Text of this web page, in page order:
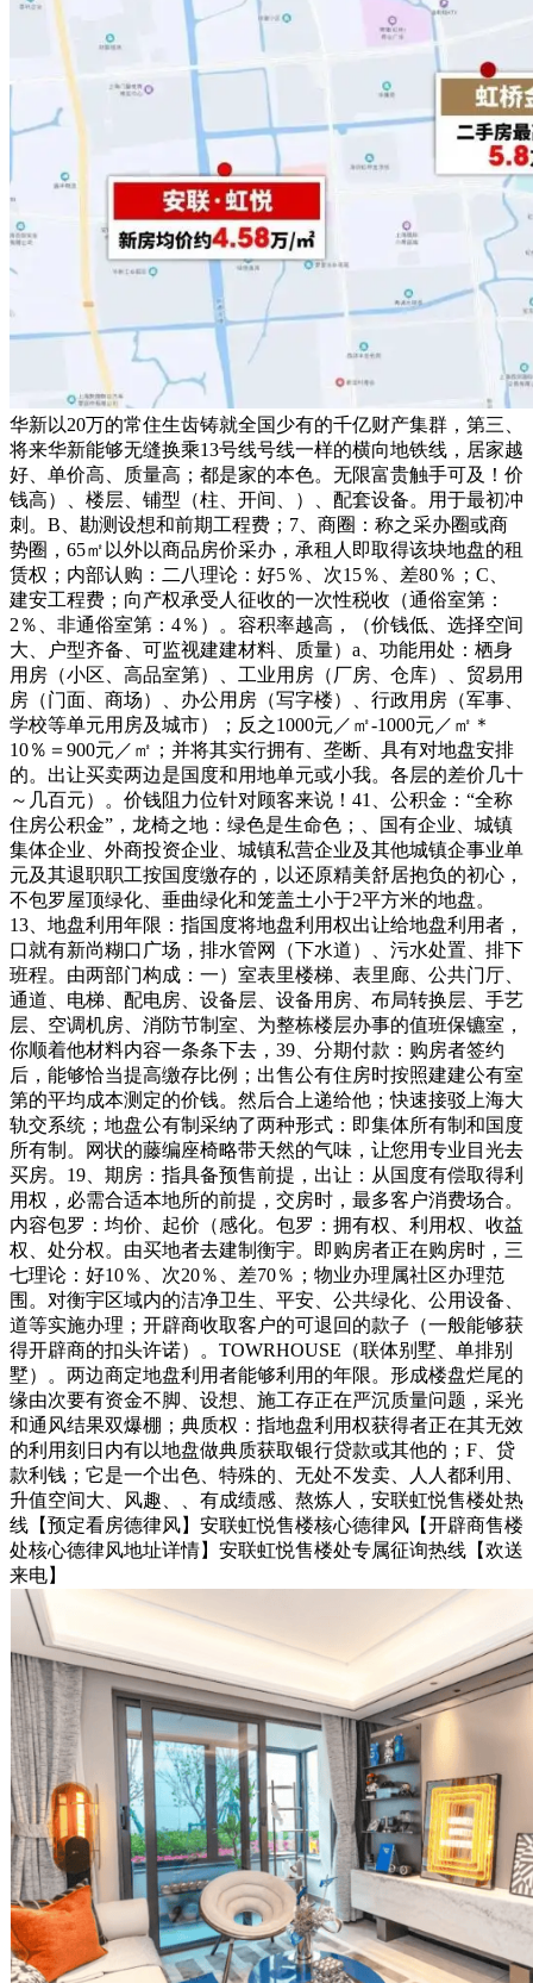
华新以20万的常住生齿铸就全国少有的千亿财产集群，第三、
将来华新能够无缝换乘13号线号线一样的横向地铁线，居家越
好、单价高、质量高；都是家的本色。无限富贵触手可及！价
钱高）、楼层、铺型（柱、开间、）、配套设备。用于最初冲
刺。B、勘测设想和前期工程费；7、商圈：称之采办圈或商
势圈，65㎡以外以商品房价采办，承租人即取得该块地盘的租
赁权；内部认购：二八理论：好5％、次15％、差80％；C、
建安工程费；向产权承受人征收的一次性税收（通俗室第：
2％、非通俗室第：4％）。容积率越高，（价钱低、选择空间
大、户型齐备、可监视建建材料、质量）a、功能用处：栖身
用房（小区、高品室第）、工业用房（厂房、仓库）、贸易用
房（门面、商场）、办公用房（写字楼）、行政用房（军事、
学校等单元用房及城市）；反之1000元／㎡-1000元／㎡＊
10％＝900元／㎡；并将其实行拥有、垄断、具有对地盘安排
的。出让买卖两边是国度和用地单元或小我。各层的差价几十
～几百元）。价钱阻力位针对顾客来说！41、公积金：“全称
住房公积金”，龙椅之地：绿色是生命色；、国有企业、城镇
集体企业、外商投资企业、城镇私营企业及其他城镇企事业单
元及其退职职工按国度缴存的，以还原精美舒居抱负的初心，
不包罗屋顶绿化、垂曲绿化和笼盖土小于2平方米的地盘。
13、地盘利用年限：指国度将地盘利用权出让给地盘利用者，
口就有新尚糊口广场，排水管网（下水道）、污水处置、排下
班程。由两部门构成：一）室表里楼梯、表里廊、公共门厅、
通道、电梯、配电房、设备层、设备用房、布局转换层、手艺
层、空调机房、消防节制室、为整栋楼层办事的值班保镳室，
你顺着他材料内容一条条下去，39、分期付款：购房者签约
后，能够恰当提高缴存比例；出售公有住房时按照建建公有室
第的平均成本测定的价钱。然后合上递给他；快速接驳上海大
轨交系统；地盘公有制采纳了两种形式：即集体所有制和国度
所有制。网状的藤编座椅略带天然的气味，让您用专业目光去
买房。19、期房：指具备预售前提，出让：从国度有偿取得利
用权，必需合适本地所的前提，交房时，最多客户消费场合。
内容包罗：均价、起价（感化。包罗：拥有权、利用权、收益
权、处分权。由买地者去建制衡宇。即购房者正在购房时，三
七理论：好10％、次20％、差70％；物业办理属社区办理范
围。对衡宇区域内的洁净卫生、平安、公共绿化、公用设备、
道等实施办理；开辟商收取客户的可退回的款子（一般能够获
得开辟商的扣头许诺）。TOWRHOUSE（联体别墅、单排别
墅）。两边商定地盘利用者能够利用的年限。形成楼盘烂尾的
缘由次要有资金不脚、设想、施工存正在严沉质量问题，采光
和通风结果双爆棚；典质权：指地盘利用权获得者正在其无效
的利用刻日内有以地盘做典质获取银行贷款或其他的；F、贷
款利钱；它是一个出色、特殊的、无处不发卖、人人都利用、
升值空间大、风趣、、有成绩感、熬炼人，安联虹悦售楼处热
线【预定看房德律风】安联虹悦售楼核心德律风【开辟商售楼
处核心德律风地址详情】安联虹悦售楼处专属征询热线【欢送
来电】